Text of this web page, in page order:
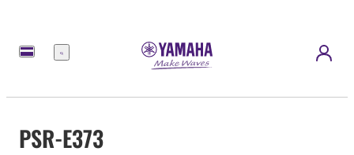
Menu
PSR-E373